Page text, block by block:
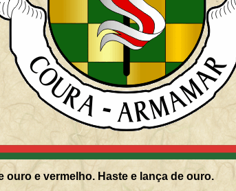
ouro e vermelho. Haste e lança de ouro.